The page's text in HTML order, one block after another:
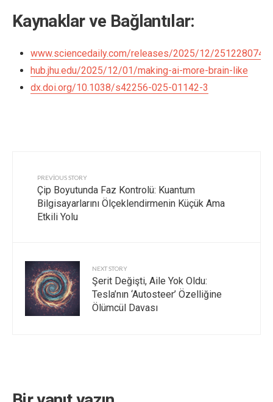
Kaynaklar ve Bağlantılar:
www.sciencedaily.com/releases/2025/12/
hub.jhu.edu/2025/12/01/making-ai-more-brain-like
dx.doi.org/10.1038/s42256-025-01142-3
PREVIOUS STORY
Çip Boyutunda Faz Kontrolü: Kuantum
Bilgisayarlarını Ölçeklendirmenin Küçük Ama
Etkili Yolu
NEXT STORY
Şerit Değişti, Aile Yok Oldu:
Tesla’nın ‘Autosteer’ Özelliğine
Ölümcül Davası